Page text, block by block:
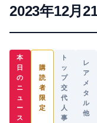
2023年12月
本
日
の
ニ
ュ
ー
ス
購
読
者
限
定
ト
ッ
プ
交
代
人
事
レ
ア
メ
タ
ル
他